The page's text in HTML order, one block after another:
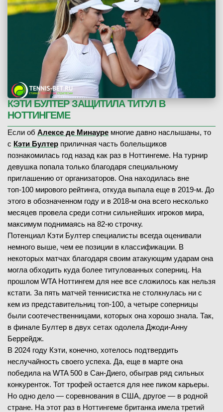
КЭТИ БУЛТЕР ЗАЩИТИЛА ТИТУЛ В
НОТТИНГЕМЕ
Если об Алексе де Минауре многие давно наслышаны, то
с Кэти Бултер приличная часть болельщиков
познакомилась год назад как раз в Ноттингеме. На турнир
девушка попала только благодаря специальному
приглашению от организаторов. Она находилась вне
топ-100 мирового рейтинга, откуда выпала еще в 2019-м. До
этого в обозначенном году и в 2018-м она всего несколько
месяцев провела среди сотни сильнейших игроков мира,
максимум поднимаясь на 82-ю строчку.
Потенциал Кэти Бултер специалисты всегда оценивали
немного выше, чем ее позиции в классификации. В
некоторых матчах благодаря своим атакующим ударам она
могла обходить куда более титулованных соперниц. На
прошлом WTA Ноттингем для нее все сложилось как нельзя
кстати. За пять матчей теннисистка не столкнулась ни с
кем из представительниц топ-100, а четыре соперницы
были соотечественницами, которых она хорошо знала. Так,
в финале Бултер в двух сетах одолела Джоди-Анну
Беррейдж.
В 2024 году Кэти, конечно, хотелось подтвердить
неслучайность своего успеха. Да, еще в марте она
победила на WTA 500 в Сан-Диего, обыграв ряд сильных
конкуренток. Тот трофей остается для нее пиком карьеры.
Но одно дело — соревнования в США, другое — в родной
стране. На этот раз в Ноттингеме британка имела третий